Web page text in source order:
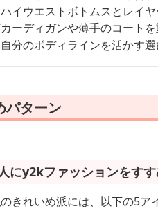
イウエストボトムスとレイ
ーディガンや薄手のコートを
分のボディラインを活かす
パターン
にy2kファッションをす
のきれいめ派には、以下の5ア